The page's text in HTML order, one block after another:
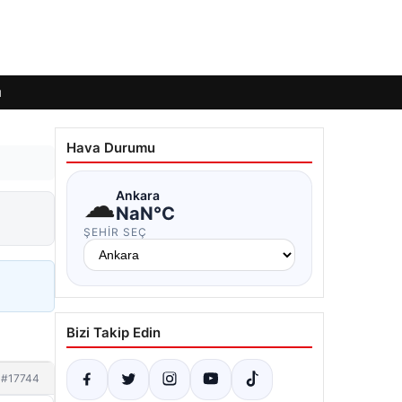
#17744
Hava Durumu
☁Ankara
NaN°C
ŞEHIR SEÇ
Bizi Takip Edin